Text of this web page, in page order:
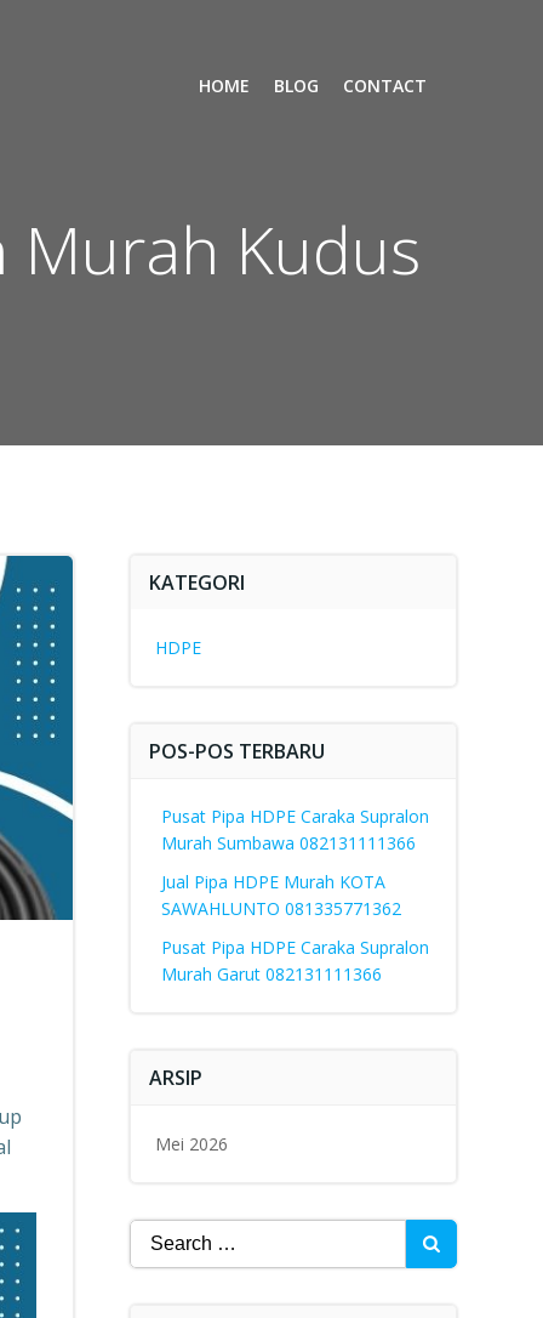
HOME BLOG CONTACT
Murah Kudus
KATEGORI
HDPE
POS-POS TERBARU
Pusat Pipa HDPE Caraka Supralon
Murah Sumbawa 082131111366
Jual Pipa HDPE Murah KOTA
SAWAHLUNTO 081335771362
Pusat Pipa HDPE Caraka Supralon
Murah Garut 082131111366
ARSIP
Mei 2026
Search
for: